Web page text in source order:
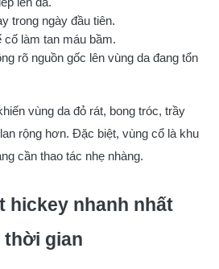
trong ngày đầu tiên.
cố làm tan máu bầm.
rõ nguồn gốc lên vùng da đang tổn
vùng da đỏ rát, bong tróc, trầy
rộng hơn. Đặc biệt, vùng cổ là khu
cần thao tác nhẹ nhàng.
hickey nhanh nhất
gian